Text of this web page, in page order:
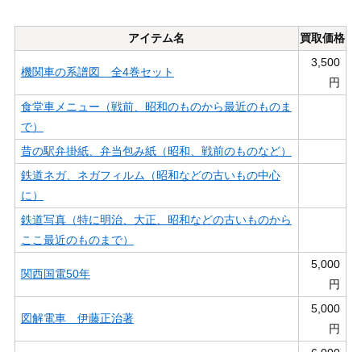
アイテム名 買取価格
機関車の系譜図 全4巻セット
3,500
円
食堂車メニュー（戦前、昭和のものから最近のものま
で）
昔の駅弁掛紙、弁当包み紙（昭和、戦前のものなど）
鉄道ネガ、ネガフィルム（昭和などの古いもの中心
に）
鉄道写真（特に明治、大正、昭和などの古いものから
ここ最近のものまで）
関西国電50年
5,000
円
図解電車 伊藤正治著
5,000
円